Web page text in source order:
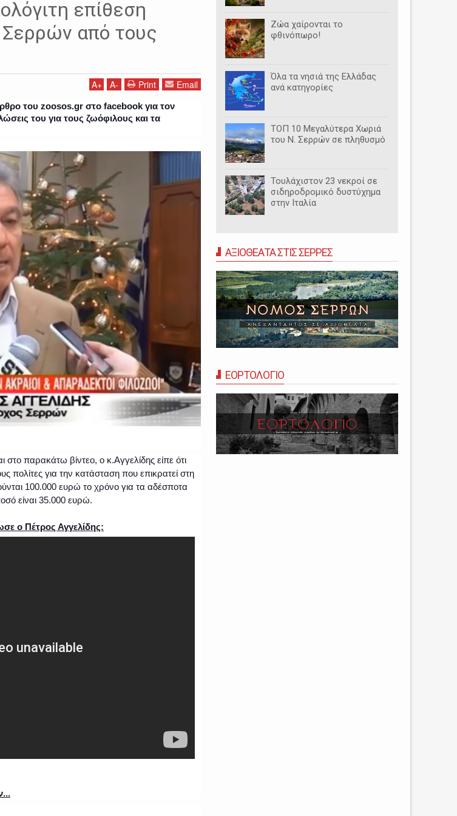
επίθεση
από τους
A+ A- Print Email
του zoosos.gr στο facebook για τον
του για τους ζωόφιλους και τα
παρακάτω βίντεο, ο κ.Αγγελίδης είπε ότι
πολίτες για την κατάσταση που επικρατεί στη
100.000 ευρώ το χρόνο για τα αδέσποτα
είναι 35.000 ευρώ.
ο Πέτρος Αγγελίδης:
Ζώα χαίρονται το
φθινόπωρο!
Όλα τα νησιά της Ελλάδας
ανά κατηγορίες
ΤΟΠ 10 Μεγαλύτερα Χωριά
του Ν. Σερρών σε πληθυσμό
Τουλάχιστον 23 νεκροί σε
σιδηροδρομικό δυστύχημα
στην Ιταλία
ΑΞΙΟΘΕΑΤΑ ΣΤΙΣ ΣΕΡΡΕΣ
ΕΟΡΤΟΛΟΓΙΟ